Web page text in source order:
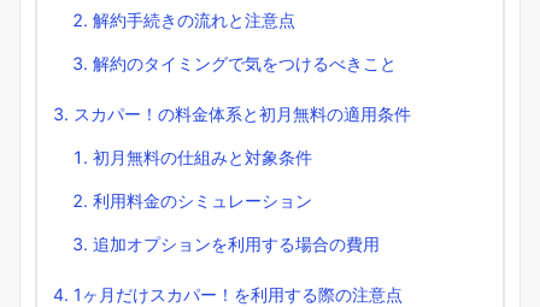
解約手続きの流れと注意点
解約のタイミングで気をつけるべきこと
スカパー！の料金体系と初月無料の適用条件
初月無料の仕組みと対象条件
利用料金のシミュレーション
追加オプションを利用する場合の費用
1ヶ月だけスカパー！を利用する際の注意点